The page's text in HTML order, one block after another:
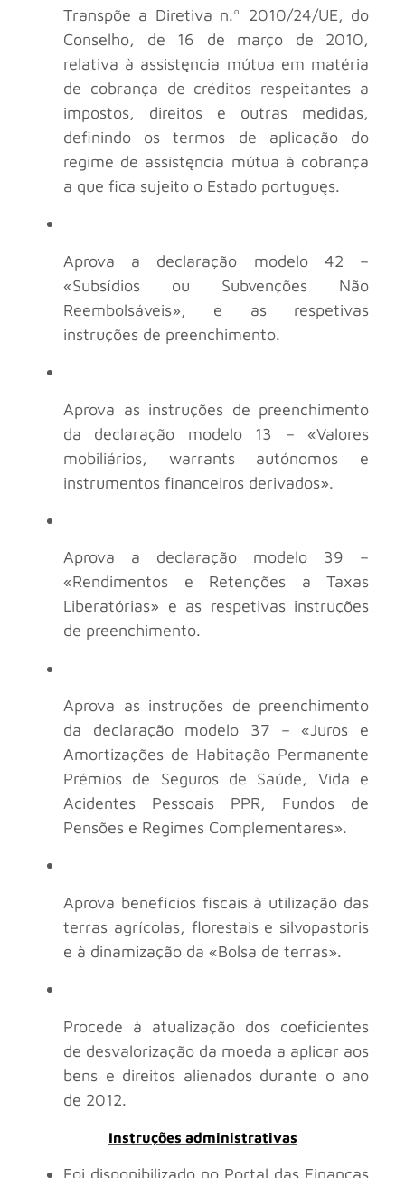
Transpõe a Diretiva n.º 2010/24/UE, do
Conselho, de 16 de março de 2010,
relativa à assistęncia mútua em matéria
de cobrança de créditos respeitantes a
impostos, direitos e outras medidas,
definindo os termos de aplicação do
regime de assistęncia mútua à cobrança
a que fica sujeito o Estado portuguęs.
Aprova a declaração modelo 42 –
«Subsídios ou Subvenções Não
Reembolsáveis», e as respetivas
instruções de preenchimento.
Aprova as instruções de preenchimento
da declaração modelo 13 – «Valores
mobiliários, warrants autónomos e
instrumentos financeiros derivados».
Aprova a declaração modelo 39 –
«Rendimentos e Retenções a Taxas
Liberatórias» e as respetivas instruções
de preenchimento.
Aprova as instruções de preenchimento
da declaração modelo 37 – «Juros e
Amortizações de Habitação Permanente
Prémios de Seguros de Saúde, Vida e
Acidentes Pessoais PPR, Fundos de
Pensões e Regimes Complementares».
Aprova benefícios fiscais à utilização das
terras agrícolas, florestais e silvopastoris
e à dinamização da «Bolsa de terras».
Procede à atualização dos coeficientes
de desvalorização da moeda a aplicar aos
bens e direitos alienados durante o ano
de 2012.
Instruções administrativas